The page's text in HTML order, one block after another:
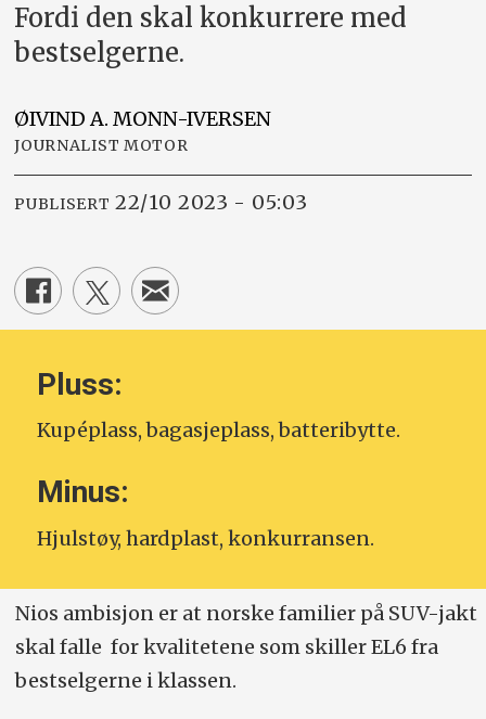
Fordi den skal konkurrere med
bestselgerne.
ØIVIND A. MONN-IVERSEN
JOURNALIST MOTOR
PUBLISERT 22/10 2023 - 05:03
Pluss:
Kupéplass, bagasjeplass, batteribytte.
Minus:
Hjulstøy, hardplast, konkurransen.
Nios ambisjon er at norske familier på SUV-jakt
skal falle for kvalitetene som skiller EL6 fra
bestselgerne i klassen.